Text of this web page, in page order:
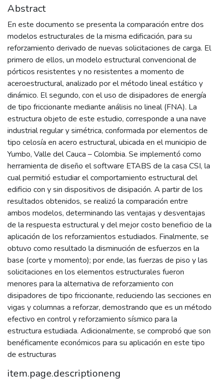
Abstract
En este documento se presenta la comparación entre dos
modelos estructurales de la misma edificación, para su
reforzamiento derivado de nuevas solicitaciones de carga. El
primero de ellos, un modelo estructural convencional de
pórticos resistentes y no resistentes a momento de
aceroestructural, analizado por el método lineal estático y
dinámico. El segundo, con el uso de disipadores de energía
de tipo friccionante mediante análisis no lineal (FNA). La
estructura objeto de este estudio, corresponde a una nave
industrial regular y simétrica, conformada por elementos de
tipo celosía en acero estructural, ubicada en el municipio de
Yumbo, Valle del Cauca – Colombia. Se implementó como
herramienta de diseño el software ETABS de la casa CSI, la
cual permitió estudiar el comportamiento estructural del
edificio con y sin dispositivos de disipación. A partir de los
resultados obtenidos, se realizó la comparación entre
ambos modelos, determinando las ventajas y desventajas
de la respuesta estructural y del mejor costo beneficio de la
aplicación de los reforzamientos estudiados. Finalmente, se
obtuvo como resultado la disminución de esfuerzos en la
base (corte y momento); por ende, las fuerzas de piso y las
solicitaciones en los elementos estructurales fueron
menores para la alternativa de reforzamiento con
disipadores de tipo friccionante, reduciendo las secciones en
vigas y columnas a reforzar, demostrando que es un método
efectivo en control y reforzamiento sísmico para la
estructura estudiada. Adicionalmente, se comprobó que son
benéficamente económicos para su aplicación en este tipo
de estructuras
item.page.descriptioneng